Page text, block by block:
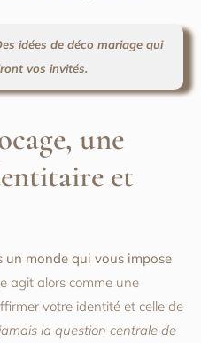
idées de déco mariage qui
vos invités.
une
et
un monde qui vous impose
agit alors comme une
votre identité et celle de
la question centrale de